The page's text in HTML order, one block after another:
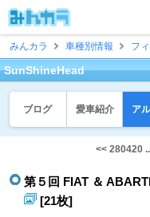
みんカラ
車種別情報 フ
SunShineHead
ブログ 愛車紹介 ア
<< 280420
第５回 FIAT ＆
[21枚]